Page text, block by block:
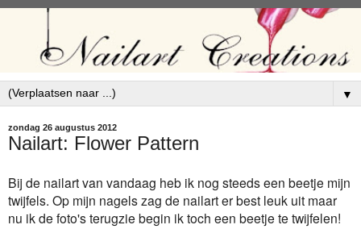
▼
zondag 26 augustus 2012
Nailart: Flower Pattern
Bij de nailart van vandaag heb ik nog steeds een beetje mijn
twijfels. Op mijn nagels zag de nailart er best leuk uit maar
nu ik de foto's terugzie begin ik toch een beetje te twijfelen!